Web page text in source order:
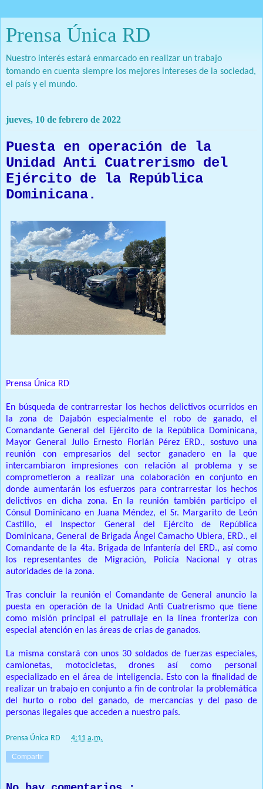
Prensa Única RD
Nuestro interés estará enmarcado en realizar un trabajo
tomando en cuenta siempre los mejores intereses de la sociedad,
el país y el mundo.
jueves, 10 de febrero de 2022
Puesta en operación de la
Unidad Anti Cuatrerismo del
Ejército de la República
Dominicana.
Prensa Única RD
En búsqueda de contrarrestar los hechos delictivos ocurridos en
la zona de Dajabón especialmente el robo de ganado, el
Comandante General del Ejército de la República Dominicana,
Mayor General Julio Ernesto Florián Pérez ERD., sostuvo una
reunión con empresarios del sector ganadero en la que
intercambiaron impresiones con relación al problema y se
comprometieron a realizar una colaboración en conjunto en
donde aumentarán los esfuerzos para contrarrestar los hechos
delictivos en dicha zona. En la reunión también participo el
Cónsul Dominicano en Juana Méndez, el Sr. Margarito de León
Castillo, el Inspector General del Ejército de República
Dominicana, General de Brigada Ángel Camacho Ubiera, ERD., el
Comandante de la 4ta. Brigada de Infantería del ERD., así como
los representantes de Migración, Policía Nacional y otras
autoridades de la zona.
Tras concluir la reunión el Comandante de General anuncio la
puesta en operación de la Unidad Anti Cuatrerismo que tiene
como misión principal el patrullaje en la línea fronteriza con
especial atención en las áreas de crias de ganados.
La misma constará con unos 30 soldados de fuerzas especiales,
camionetas, motocicletas, drones así como personal
especializado en el área de inteligencia. Esto con la finalidad de
realizar un trabajo en conjunto a fin de controlar la problemática
del hurto o robo del ganado, de mercancías y del paso de
personas ilegales que acceden a nuestro país.
Prensa Única RD 4:11 a.m.
Compartir